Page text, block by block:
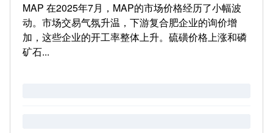
MAP 在2025年7月，MAP的市场价格经历了小幅波
动。市场交易气氛升温，下游复合肥企业的询价增
加，这些企业的开工率整体上升。硫磺价格上涨和磷
矿石...